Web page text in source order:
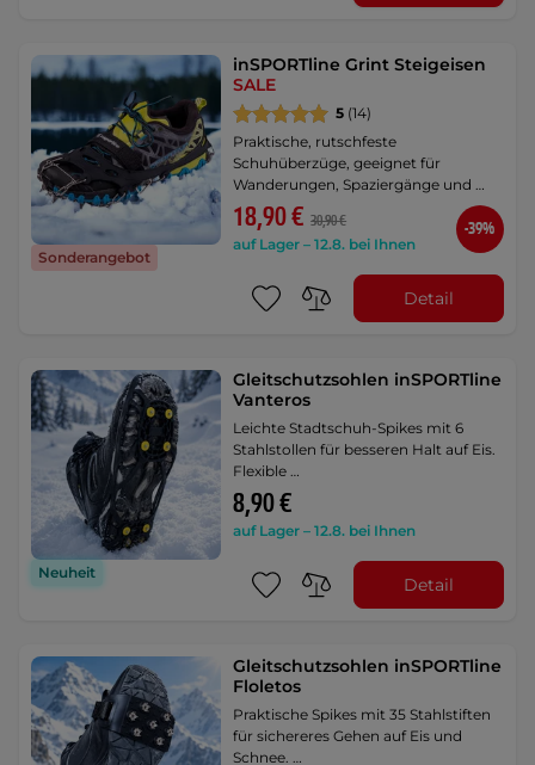
Sonderangebot
inSPORTline Grint Steigeisen
SALE
5 (14)
Praktische, rutschfeste
Schuhüberzüge, geeignet für
Wanderungen, Spaziergänge und …
18,90 € 30,90 €
auf Lager – 12.8. bei Ihnen
-39%
Detail
Neuheit
Gleitschutzsohlen inSPORTline
Vanteros
Leichte Stadtschuh-Spikes mit 6
Stahlstollen für besseren Halt auf Eis.
Flexible …
8,90 €
auf Lager – 12.8. bei Ihnen
Detail
Gleitschutzsohlen inSPORTline
Floletos
Praktische Spikes mit 35 Stahlstiften
für sichereres Gehen auf Eis und
Schnee. …